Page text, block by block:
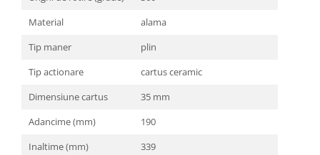
Material
alama
Tip maner
plin
Tip actionare
cartus ceramic
Dimensiune cartus
35 mm
Adancime (mm)
190
Inaltime (mm)
339